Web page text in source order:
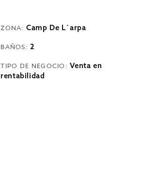
ZONA:Camp De L´arpa
BAÑOS:2
TIPO DE NEGOCIO:Venta en
rentabilidad